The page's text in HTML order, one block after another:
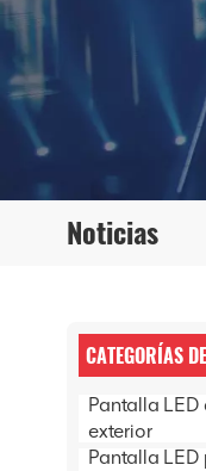
Noticias
CATEGORÍAS
Pantalla
exterior
Pantalla